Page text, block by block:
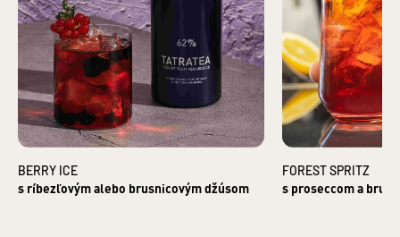
BERRY ICE
s ríbezľovým alebo brusnicovým džúsom
FOREST SPRITZ
s proseccom a